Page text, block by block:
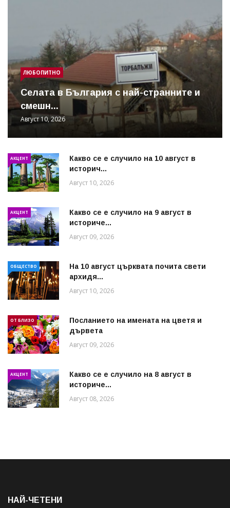
ЛЮБОПИТНО
Cелата в България с най-странните и
смешн...
Август 10, 2026
АКЦЕНТ
Какво се е случило на 10 август в
историч...
Август 10, 2026
АКЦЕНТ
Какво се е случило на 9 август в
историче...
Август 09, 2026
ОБЩЕСТВО
На 10 август църквата почита свети
архидя...
Август 10, 2026
ОТ БЛИЗО
Посланието на имената на цветя и
дървета
Август 09, 2026
АКЦЕНТ
Какво се е случило на 8 август в
историче...
Август 08, 2026
НАЙ-ЧЕТЕНИ